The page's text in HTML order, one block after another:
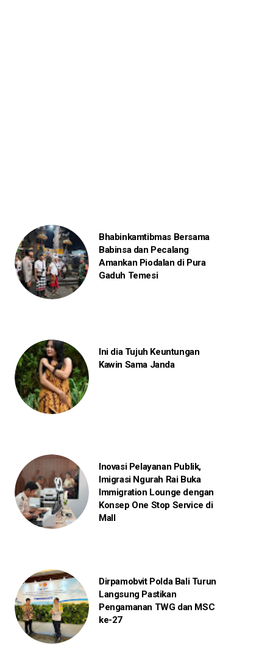
Bhabinkamtibmas Bersama
Babinsa dan Pecalang
Amankan Piodalan di Pura
Gaduh Temesi
Ini dia Tujuh Keuntungan
Kawin Sama Janda
Inovasi Pelayanan Publik,
Imigrasi Ngurah Rai Buka
Immigration Lounge dengan
Konsep One Stop Service di
Mall
Dirpamobvit Polda Bali Turun
Langsung Pastikan
Pengamanan TWG dan MSC
ke-27